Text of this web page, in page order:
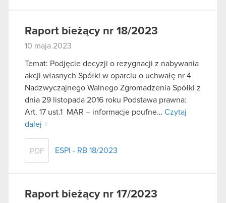
Raport bieżący nr 18/2023
10 maja 2023
Temat: Podjęcie decyzji o rezygnacji z nabywania
akcji własnych Spółki w oparciu o uchwałę nr 4
Nadzwyczajnego Walnego Zgromadzenia Spółki z
dnia 29 listopada 2016 roku Podstawa prawna:
Art. 17 ust.1 MAR – informacje poufne… Czytaj
dalej
PDF ESPI - RB 18/2023
Raport bieżący nr 17/2023